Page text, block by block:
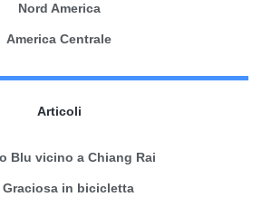
Nord America
America Centrale
Articoli
Blu vicino a Chiang Rai
Graciosa in bicicletta